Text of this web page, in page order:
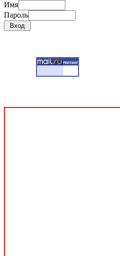
Имя
Пароль